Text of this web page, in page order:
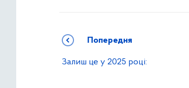
Попередня
Залиш це у 2025 році: